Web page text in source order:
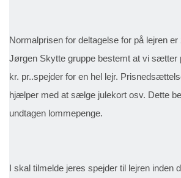
Normalprisen for deltagelse for på lejren
Jørgen Skytte gruppe bestemt at vi sætter
kr. pr..spejder for en hel lejr.
hjælper med at sælge julekort osv. Dette
undtagen lommepenge.
I skal tilmelde jeres spejder til lejren inden